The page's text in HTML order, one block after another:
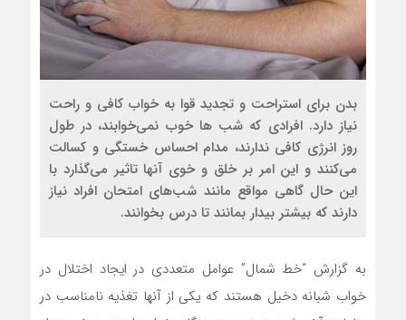
بدن برای استراحت و تجدید قوا به خواب کافی و راحت
نیاز دارد. افرادی که شب ‌ها خوب نمی‌خوابند، در طول
روز انرژی کافی ندارند، مدام احساس خستگی و کسالت
می‌کنند و این امر بر خلق و خوی آنها تاثیر می‌گذارد با
این حال گاهی مواقع مانند شب‌های امتحان افراد نیاز
دارند که بیشتر بیدار بمانند تا درس بخوانند.
به گزارش “خط شمال” عوامل متعددی در ایجاد اختلال در
خواب شبانه دخیل هستند که یکی از آنها تغذیه‌ نامناسب در